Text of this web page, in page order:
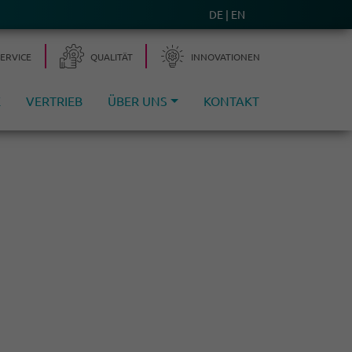
DE EN
QUALITÄT INNOVA­TIONEN
VERTRIEB ÜBER UNS KONTAKT